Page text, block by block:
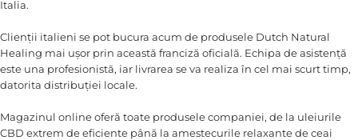
Italia.
Clienții italieni se pot bucura acum de produsele Dutch Natural
Healing mai ușor prin această franciză oficială. Echipa de asistență
este una profesionistă, iar livrarea se va realiza în cel mai scurt timp,
datorita distribuției locale.
Magazinul online oferă toate produsele companiei, de la uleiurile
CBD extrem de eficiente până la amestecurile relaxante de ceai